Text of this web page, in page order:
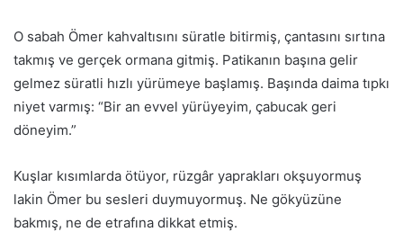
O sabah Ömer kahvaltısını süratle bitirmiş, çantasını sırtına
takmış ve gerçek ormana gitmiş. Patikanın başına gelir
gelmez süratli hızlı yürümeye başlamış. Başında daima tıpkı
niyet varmış: “Bir an evvel yürüyeyim, çabucak geri
döneyim.”
Kuşlar kısımlarda ötüyor, rüzgâr yaprakları okşuyormuş
lakin Ömer bu sesleri duymuyormuş. Ne gökyüzüne
bakmış, ne de etrafına dikkat etmiş.